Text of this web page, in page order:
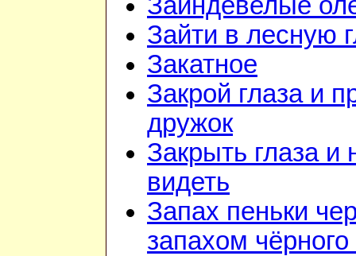
Заиндевелые
Зайти в лесную
Закатное
Закрой глаза и
дружок
Закрыть глаза и
видеть
Запах пеньки
запахом